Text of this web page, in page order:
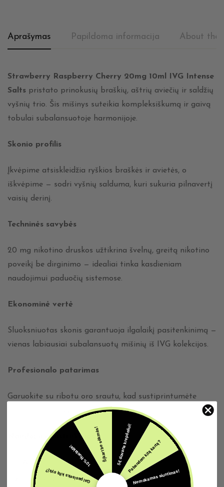
Aprašymas Papildoma informacija About the
Strawberry Raspberry Cherry 20mg 10ml IVG Intense
Salts pristato prinokusių braškių, aštrių aviečių ir saldžių
vyšnių trio. Šis mišinys suteikia kompleksiškumą ir gaivą
tobulai subalansuotoje harmonijoje.
Skonio profilis
Įkvėpime atsiskleidžia ryškios braškės ir avietės, o
iškvėpime — sodri vyšnių salduma, kuri sukuria pilnavertį
vaisių derinį.
Techninės savybės
20 mg nikotino druskos užtikrina švelnų, greitą nikotino
poveikį be dirginimo — idealiai tinka kasdieniam
naudojimui paduočių sistemose.
Ekonominė vertė
Sluoksniuotas skonis garantuoja ilgalaikį pasitenkinimą —
vienas labiausiai subalansuotų mišinių iš IVG kolekcijos.
Profesionalo patarimas
Garuokite su ribotu oro srautu, kad sustiprintumėte
uogų gilumą ir vyšnių apvalumą.
Naudojimo instrukcijos
Atsargiai pripildykite paduotę.
Palaukite 3–4 minutes, kol skystis pilnai prisisotins.
5€ dovana krepšeliui!Pabandom kitą kartą?
Nemokamas siuntimas!
Gal pasiseks kitą sykį?
10% Nuolaida!Šįkart be sėkmės!